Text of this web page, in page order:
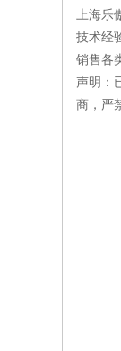
上海乐
技术经
销售各
声明：
商，严